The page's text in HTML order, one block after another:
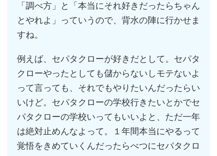
「調べ方」と「本当にそれ好きだったらちゃん
とやれよ」っていうので、背水の陣に行かせま
すね。
例えば、セパタクローが好きだとして。セパタ
クローやったとしても儲からないしモテないよ
って言っても、それでもやりたいんだったらい
いけど。セパタクローの学校行きたいとかでセ
パタクローの学校いってもいいよと、ただ一年
は絶対止めんなよって。１年間本当にやるって
覚悟をきめていくんだったらべつにセパタクロ